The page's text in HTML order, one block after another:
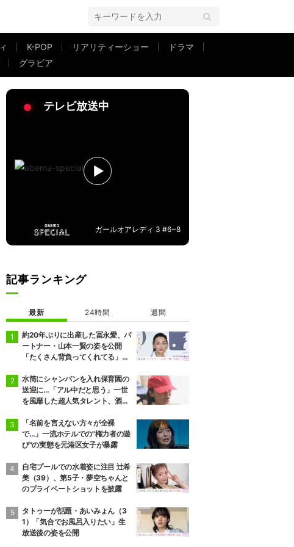
K-POP リアリティーショー
ドラマ
グラビア
」
テレビ放送中
ガールオアレディ 3 #6~8
記事ランキング
最新 24時間 週間
約20年ぶりに出産した冨永愛、パ
ートナー・山本一賢の姿を公開
「たくさん背負ってくれてる」感
水筒にシャンパンを入れ保育園の
送迎に…「アル中だと思う」一世
を風靡した超人気タレント、酒漬
「名前を言えない方々が全裸
で…」一流ホテルでの"権力者の遊
び"の実態を元港区女子が暴露
自宅プールでの水着姿に注目 辻希
美（39）、第5子・夢空ちゃんと
のプライベートショットを披露
タトゥーが話題・あいみょん（3
1）「気合でお風呂入りたい」生
放送後の姿を公開